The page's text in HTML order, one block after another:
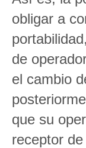
obligar a
de
el cambio
que su
receptor